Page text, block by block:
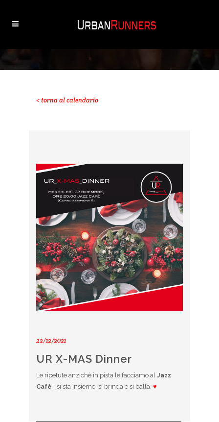
< torna al calendario
22/12/2021
UR X-MAS Dinner
Le ripetute anzichè in pista le facciamo al Jazz
Café …si sta insieme, si brinda e si balla. ♥